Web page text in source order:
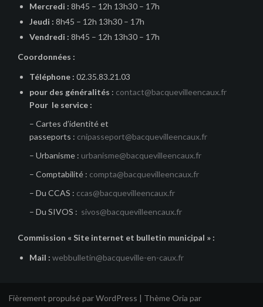
Mercredi : 8h45 – 12h 13h30 – 17h
Jeudi : 8h45 – 12h 13h30 – 17h
Vendredi : 8h45 – 12h 13h30 – 17h
Coordonnées :
Téléphone : 02.35.83.21.03
pour des généralités : contact@bacquevilleencaux.fr
Pour le service :
– Cartes d’identité et
passeports : cnipasseport@bacquevilleencaux.fr
– Urbanisme : urbanisme@bacquevilleencaux.fr
– Comptabilité : compta@bacquevilleencaux.fr
– Du CCAS : ccas@bacquevilleencaux.fr
– Du SIVOS : sivos@bacquevilleencaux.fr
Commission « Site internet et bulletin municipal » :
Mail : webbulletin@bacqueville-en-caux.fr
Fièrement propulsé par WordPress | Thème Oria par